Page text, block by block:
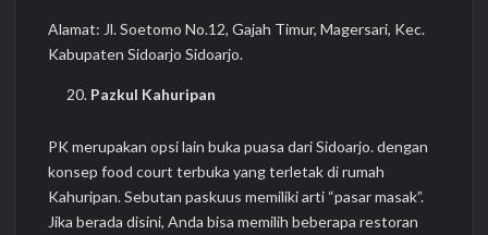
Alamat: Jl. Soetomo No.12, Gajah Timur, Magersari, Kec.
Kabupaten Sidoarjo Sidoarjo.
Pazkul Kahuripan
PK merupakan opsi lain buka puasa dari Sidoarjo. dengan
konsep food court terbuka yang terletak di rumah
Kahuripan. Sebutan paskuus memiliki arti “pasar masak”.
Jika berada disini, Anda bisa memilih beberapa restoran